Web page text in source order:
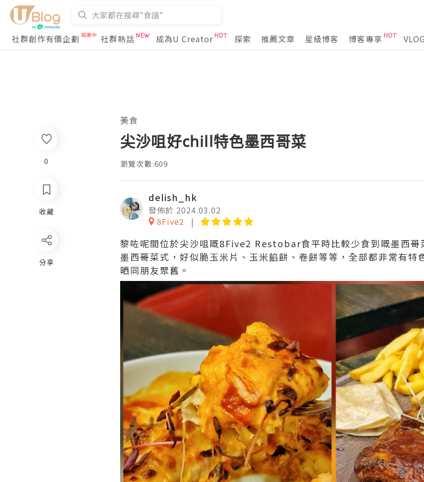
社群創作有價企劃
社群熱話 成為U Creator 探索 推薦文章 星級博客 博客專享
0
收藏
分享
美食
尖沙咀好chill特色墨西哥菜
瀏覽次數:609
delish_hk
發佈於 2024.03.02
8Five2
黎咗呢間位於尖沙咀嘅8Five2 Restobar食平時比較少食到嘅墨西
墨西哥菜式，好似脆玉米片、玉米餡餅、卷餅等等，全部都非常有特
晒同朋友聚舊。